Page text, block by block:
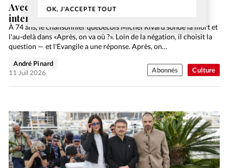
OK, J'ACCEPTE TOUT
Culture
Avec «Après, on va où?», Michel Rivard
interroge l’au-delà
À 74 ans, le chansonnier québécois Michel Rivard sonde la mort et
l'au-delà dans «Après, on va où ?». Loin de la négation, il choisit la
question — et l'Evangile a une réponse. Après, on…
André Pinard
11 Juil 2026
Abonnés